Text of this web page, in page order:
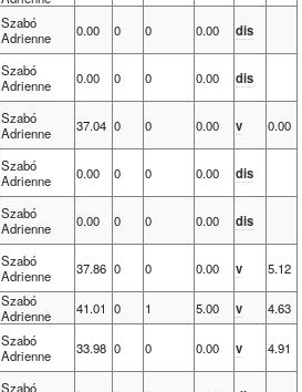
Szabó
Adrienne
0.00 0 0 0.00
dis
Szabó
Adrienne
0.00 0 0 0.00
dis
Szabó
Adrienne
37.04 0 0 0.00 v
0.00
Szabó
Adrienne
0.00 0 0 0.00
dis
Szabó
Adrienne
0.00 0 0 0.00
dis
Szabó
Adrienne
37.86 0 0 0.00 v
5.12
Szabó
Adrienne
41.01 0 1 5.00 v
4.63
Szabó
Adrienne
33.98 0 0 0.00 v
4.91
Szabó